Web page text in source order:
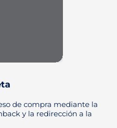
de compra mediante la
y la redirección a la